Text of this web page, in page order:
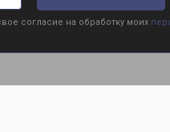
согласие на обработку моих